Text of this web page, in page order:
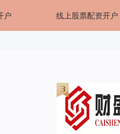
户 线上股票配资开户